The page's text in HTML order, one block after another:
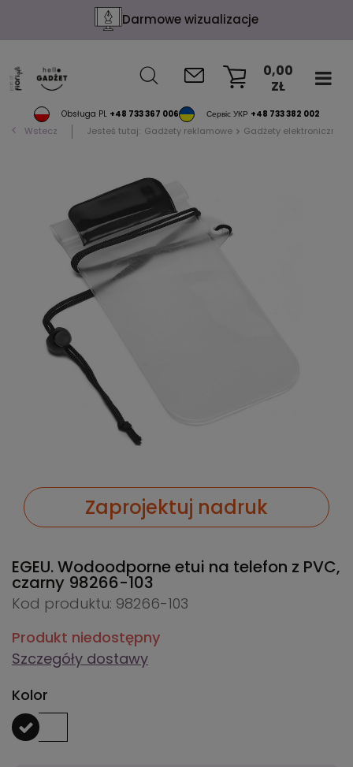
Darmowe wizualizacje
Obsługa PL +48 733 367 006 Сервіс УКР +48 733 382 002
0,00
ZŁ
Wstecz Jesteś tutaj: Gadżety reklamowe Gadżety elektroniczne
Zaprojektuj nadruk
EGEU. Wodoodporne etui na telefon z PVC,
czarny 98266-103
Kod produktu: 98266-103
Produkt niedostępny
Szczegóły dostawy
Kolor